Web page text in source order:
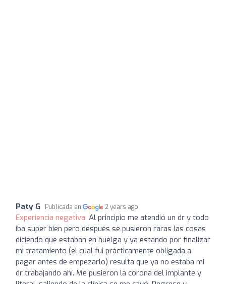
Paty G Publicada en 2 years ago
Experiencia negativa: Al principio me atendió un dr y todo
iba super bien pero después se pusieron raras las cosas
diciendo que estaban en huelga y ya estando por finalizar
mi tratamiento (el cual fui prácticamente obligada a
pagar antes de empezarlo) resulta que ya no estaba mi
dr trabajando ahí. Me pusieron la corona del implante y